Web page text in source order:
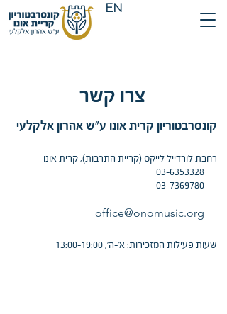
EN
צרו קשר
קונסרבטוריון קרית אונו ע"ש אהרון אלקלעי
רחבת לורדייל לייקס (קריית התרבות), קרית אונו
03-7369780
office@onomusic.org
שעות פעילות המזכירות: א'-ה', 13:00-19:00